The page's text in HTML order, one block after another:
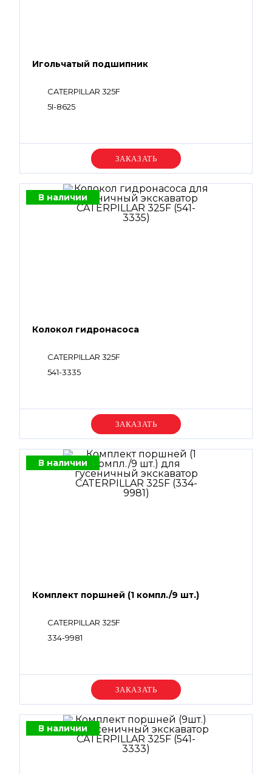
Игольчатый подшипник
CATERPILLAR 325F
5I-8625
Уточняйте цену
В наличии
Колокол гидронасоса
CATERPILLAR 325F
541-3335
Уточняйте цену
В наличии
Комплект поршней (1 компл./9 шт.)
CATERPILLAR 325F
334-9981
Уточняйте цену
В наличии